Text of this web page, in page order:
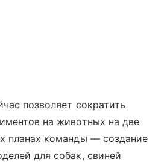
позволяет сократить
на животных на две
планах команды — создание
для собак, свиней